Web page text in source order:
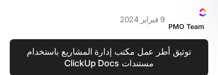
PMO Team
9 فبراير 2024
توثيق أطر عمل مكتب إدارة المشاريع باستخدام
مستندات ClickUp Docs